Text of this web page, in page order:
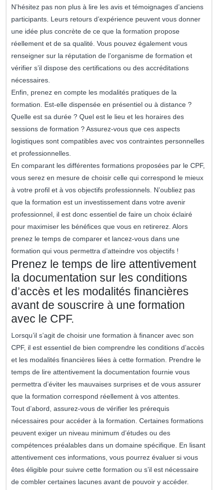
N’hésitez pas non plus à lire les avis et témoignages d’anciens
participants. Leurs retours d’expérience peuvent vous donner
une idée plus concrète de ce que la formation propose
réellement et de sa qualité. Vous pouvez également vous
renseigner sur la réputation de l’organisme de formation et
vérifier s’il dispose des certifications ou des accréditations
nécessaires.
Enfin, prenez en compte les modalités pratiques de la
formation. Est-elle dispensée en présentiel ou à distance ?
Quelle est sa durée ? Quel est le lieu et les horaires des
sessions de formation ? Assurez-vous que ces aspects
logistiques sont compatibles avec vos contraintes personnelles
et professionnelles.
En comparant les différentes formations proposées par le CPF,
vous serez en mesure de choisir celle qui correspond le mieux
à votre profil et à vos objectifs professionnels. N’oubliez pas
que la formation est un investissement dans votre avenir
professionnel, il est donc essentiel de faire un choix éclairé
pour maximiser les bénéfices que vous en retirerez. Alors
prenez le temps de comparer et lancez-vous dans une
formation qui vous permettra d’atteindre vos objectifs !
Prenez le temps de lire attentivement
la documentation sur les conditions
d’accès et les modalités financières
avant de souscrire à une formation
avec le CPF.
Lorsqu’il s’agit de choisir une formation à financer avec son
CPF, il est essentiel de bien comprendre les conditions d’accès
et les modalités financières liées à cette formation. Prendre le
temps de lire attentivement la documentation fournie vous
permettra d’éviter les mauvaises surprises et de vous assurer
que la formation correspond réellement à vos attentes.
Tout d’abord, assurez-vous de vérifier les prérequis
nécessaires pour accéder à la formation. Certaines formations
peuvent exiger un niveau minimum d’études ou des
compétences préalables dans un domaine spécifique. En lisant
attentivement ces informations, vous pourrez évaluer si vous
êtes éligible pour suivre cette formation ou s’il est nécessaire
de combler certaines lacunes avant de pouvoir y accéder.